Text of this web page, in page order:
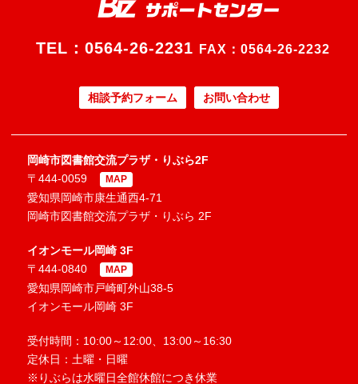
TEL： 0564-26-2231 FAX：0564-26-2232
相談予約フォーム お問い合わせ
岡崎市図書館交流プラザ・りぶら2F
〒444-0059
MAP
愛知県岡崎市康生通西4-71
岡崎市図書館交流プラザ・りぶら 2F
イオンモール岡崎 3F
〒444-0840
MAP
愛知県岡崎市戸崎町外山38-5
イオンモール岡崎 3F
受付時間：10:00～12:00、13:00～16:30
定休日：土曜・日曜
※りぶらは水曜日全館休館につき休業